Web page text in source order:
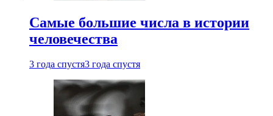
Самые большие числа в истории
человечества
3 года спустя3 года спустя